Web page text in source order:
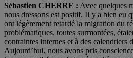
Sébastien CHERRE : Avec quelques
nous dressons est positif. Il y a bien eu
ont légèrement retardé la migration du
problématiques, toutes surmontées,
contraintes internes et à des calendriers
Aujourd’hui, nous avons pris